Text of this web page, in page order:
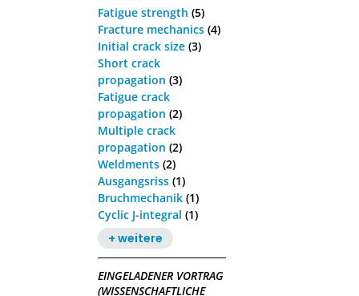
Fatigue strength (5)
Fracture mechanics (4)
Initial crack size (3)
Short crack
propagation (3)
Fatigue crack
propagation (2)
Multiple crack
propagation (2)
Weldments (2)
Ausgangsriss (1)
Bruchmechanik (1)
Cyclic J-integral (1)
+ weitere
EINGELADENER VORTRAG
(WISSENSCHAFTLICHE